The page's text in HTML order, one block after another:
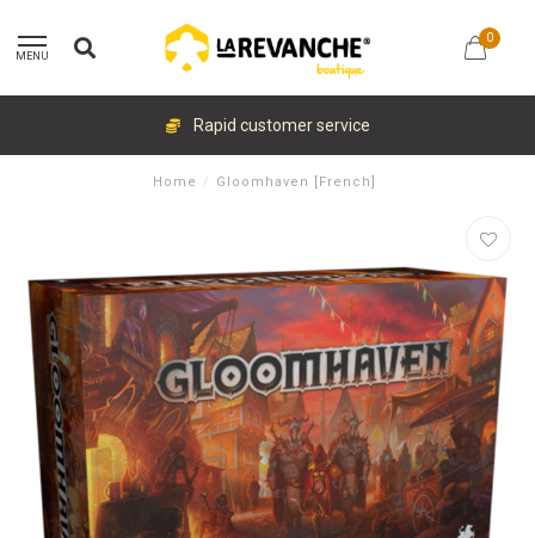
MENU
0
Rapid customer service
Home / Gloomhaven [French]